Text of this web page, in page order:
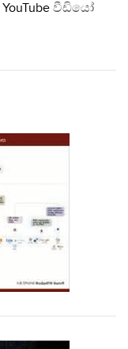
YouTube වීඩියෝ